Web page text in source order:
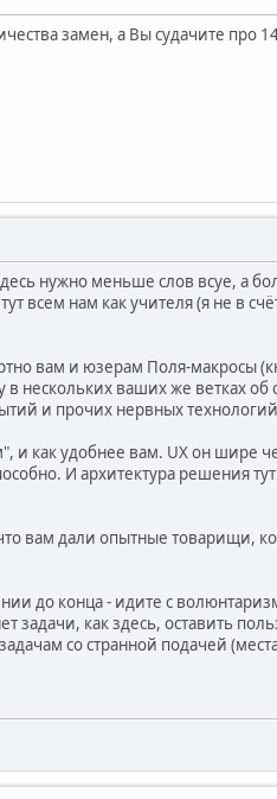
замен, а Вы судачите про
нужно меньше слов всуе, а
всем нам как учителя (я не в
вам и юзерам Поля-макросы
нескольких ваших же ветках
и прочих нервных
и как удобнее вам. UX он шире
И архитектура решения
вам дали опытные товарищи,
до конца - идите с
задачи, как здесь, оставить
со странной подачей